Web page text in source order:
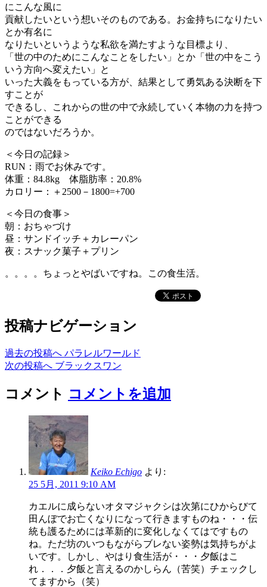
にこんな風に
貢献したいという想いそのものである。お金持ちになりたい
とか有名に
なりたいというような私欲を満たすような目標より、
「世の中のためにこんなことをしたい」とか「世の中をこう
いう方向へ変えたい」と
いった大義をもっている方が、結果として勇気ある決断を下
すことが
できるし、これからの世の中で永続していく本物の力を持つ
ことができる
のではないだろうか。
＜今日の記録＞
RUN：雨でお休みです。
体重：84.8kg 体脂肪率：20.8%
カロリー：＋2500－1800=+700
＜今日の食事＞
朝：おちゃづけ
昼：サンドイッチ＋カレーパン
夜：スナック菓子＋プリン
。。。。ちょっとやばいですね。この食生活。
投稿ナビゲーション
過去の投稿へ パラレルワールド
次の投稿へ ブラックスワン
コメント コメントを追加
Keiko Echigo より:
25 5月, 2011 9:10 AM
カエルに成らないオタマジャクシは次第にひからびて
田んぼでお亡くなりになって行きますものね・・・伝
統も護るためには革新的に変化しなくてはですもの
ね。ただ坊のいつもながらブレない姿勢は気持ちがよ
いです。しかし、やはり食生活が・・・夕飯はこ
れ．．．夕飯と言えるのかしらん（苦笑）チェックし
てますから（笑）